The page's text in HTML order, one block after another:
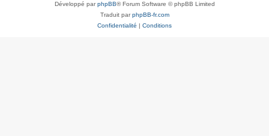
Développé parphpBB® Forum Software © phpBB Limited
Traduit parphpBB-fr.com
Confidentialité | Conditions